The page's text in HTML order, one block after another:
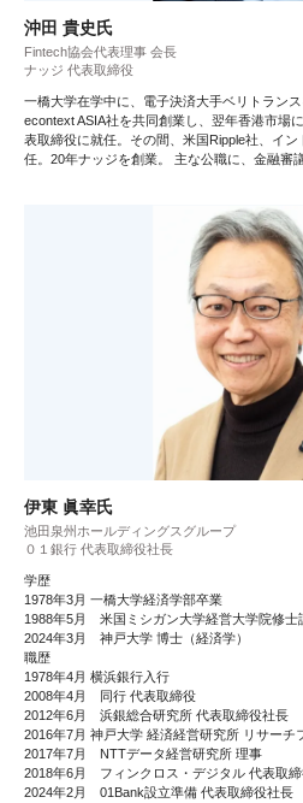
沖田 貴史氏
Fintech協会代表理事 会長
ナッジ 代表取締役
一橋大学在学中に、電子決済大手ベリトラン
econtext ASIA社を共同創業し、翌年香港市場
表取締役に就任。その間、米国Ripple社、イ
任。20年ナッジを創業。 主な公職に、金融審
伊東 眞幸氏
池田泉州ホールディングスグループ
０１銀行 代表取締役社長
学歴
1978年3月 一橋大学経済学部卒業
1988年5月 米国ミシガン大学経営大学院修士
2024年3月 神戸大学 博士（経済学）
職歴
1978年4月 横浜銀行入行
2008年4月 同行 代表取締役
2012年6月 浜銀総合研究所 代表取締役社長
2016年7月 神戸大学 経済経営研究所 リサーチ
2017年7月 NTTデータ経営研究所 理事
2018年6月 フィンクロス・デジタル 代表取
2024年2月 01Bank設立準備 代表取締役社長